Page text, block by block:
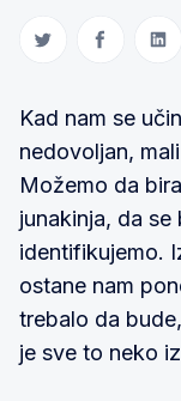
Share on Twitter
Share on
Kad nam se
nedovoljan,
Možemo da
junakinja, da se
identifikujemo.
ostane nam
trebalo da
je sve to neko